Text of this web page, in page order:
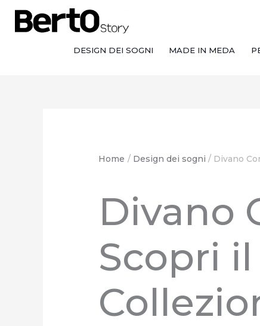
contenuto
navigazione
contenuto
DESIGN DEI SOGNI MADE IN MEDA
Home Design dei sogni Divano
Divano
Scopri